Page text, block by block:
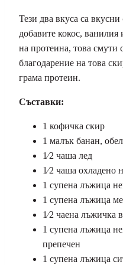
Тези два вкуса са
добавите кокос, ванилия
на протеина, това смути
благодарение на това
грама протеин.
Съставки:
1 кофичка скир
1 малък банан,
1⁄2 чаша лед
1⁄2 чаша охладено
1 супена лъжица
1 супена лъжица
1⁄2 чаена лъжичка
1 супена лъжица
препечен
1 супена лъжица